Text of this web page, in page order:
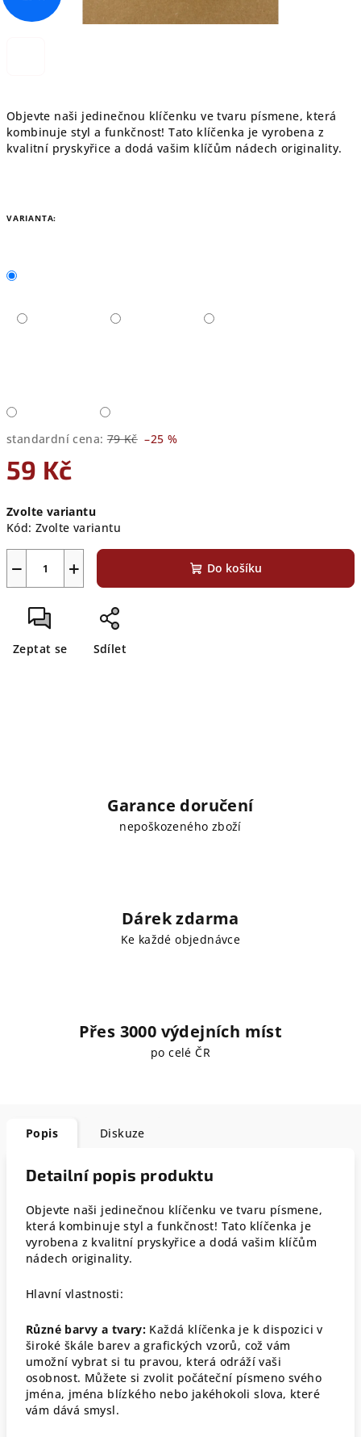
Objevte naši jedinečnou klíčenku ve tvaru písmene, která
kombinuje styl a funkčnost! Tato klíčenka je vyrobena z
kvalitní pryskyřice a dodá vašim klíčům nádech originality.
VARIANTA:
standardní cena: 79 Kč –25 %
59 Kč
cena:
Zvolte variantu
Kód: Zvolte variantu
+
− Do košíku
Zeptat se Sdílet
Garance doručení
nepoškozeného zboží
Dárek zdarma
Ke každé objednávce
Přes 3000 výdejních míst
po celé ČR
Popis Diskuze
Detailní popis produktu
Objevte naši jedinečnou klíčenku ve tvaru písmene,
která kombinuje styl a funkčnost! Tato klíčenka je
vyrobena z kvalitní pryskyřice a dodá vašim klíčům
nádech originality.
Hlavní vlastnosti:
Různé barvy a tvary: Každá klíčenka je k dispozici v
široké škále barev a grafických vzorů, což vám
umožní vybrat si tu pravou, která odráží vaši
osobnost. Můžete si zvolit počáteční písmeno svého
jména, jména blízkého nebo jakéhokoli slova, které
vám dává smysl.